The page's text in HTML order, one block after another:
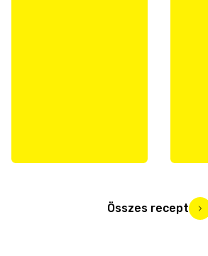
Összes recept